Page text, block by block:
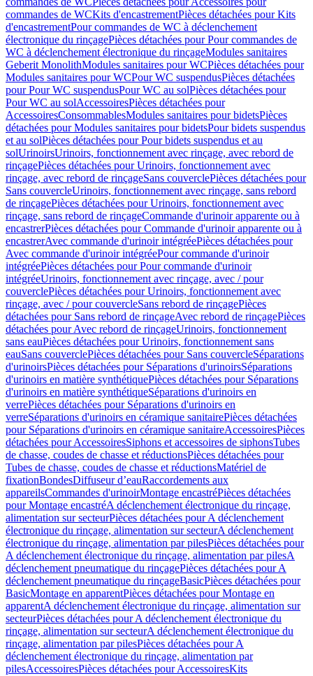
commandes de WCKits d'encastrementPièces détachées pour Kits
d'encastrementPour commandes de WC à déclenchement
électronique du rinçagePièces détachées pour Pour commandes de
WC à déclenchement électronique du rinçageModules sanitaires
Geberit MonolithModules sanitaires pour WCPièces détachées pour
Modules sanitaires pour WCPour WC suspendusPièces détachées
pour Pour WC suspendusPour WC au solPièces détachées pour
Pour WC au solAccessoiresPièces détachées pour
AccessoiresConsommablesModules sanitaires pour bidetsPièces
détachées pour Modules sanitaires pour bidetsPour bidets suspendus
et au solPièces détachées pour Pour bidets suspendus et au
solUrinoirsUrinoirs, fonctionnement avec rinçage, avec rebord de
rinçagePièces détachées pour Urinoirs, fonctionnement avec
rinçage, avec rebord de rinçageSans couverclePièces détachées pour
Sans couvercleUrinoirs, fonctionnement avec rinçage, sans rebord
de rinçagePièces détachées pour Urinoirs, fonctionnement avec
rinçage, sans rebord de rinçageCommande d'urinoir apparente ou à
encastrerPièces détachées pour Commande d'urinoir apparente ou à
encastrerAvec commande d'urinoir intégréePièces détachées pour
Avec commande d'urinoir intégréePour commande d'urinoir
intégréePièces détachées pour Pour commande d'urinoir
intégréeUrinoirs, fonctionnement avec rinçage, avec / pour
couverclePièces détachées pour Urinoirs, fonctionnement avec
rinçage, avec / pour couvercleSans rebord de rinçagePièces
détachées pour Sans rebord de rinçageAvec rebord de rinçagePièces
détachées pour Avec rebord de rinçageUrinoirs, fonctionnement
sans eauPièces détachées pour Urinoirs, fonctionnement sans
eauSans couverclePièces détachées pour Sans couvercleSéparations
d'urinoirsPièces détachées pour Séparations d'urinoirsSéparations
d'urinoirs en matière synthétiquePièces détachées pour Séparations
d'urinoirs en matière synthétiqueSéparations d'urinoirs en
verrePièces détachées pour Séparations d'urinoirs en
verreSéparations d'urinoirs en céramique sanitairePièces détachées
pour Séparations d'urinoirs en céramique sanitaireAccessoiresPièces
détachées pour AccessoiresSiphons et accessoires de siphonsTubes
de chasse, coudes de chasse et réductionsPièces détachées pour
Tubes de chasse, coudes de chasse et réductionsMatériel de
fixationBondesDiffuseur d’eauRaccordements aux
appareilsCommandes d'urinoirMontage encastréPièces détachées
pour Montage encastréA déclenchement électronique du rinçage,
alimentation sur secteurPièces détachées pour A déclenchement
électronique du rinçage, alimentation sur secteurA déclenchement
électronique du rinçage, alimentation par pilesPièces détachées pour
A déclenchement électronique du rinçage, alimentation par pilesA
déclenchement pneumatique du rinçagePièces détachées pour A
déclenchement pneumatique du rinçageBasicPièces détachées pour
BasicMontage en apparentPièces détachées pour Montage en
apparentA déclenchement électronique du rinçage, alimentation sur
secteurPièces détachées pour A déclenchement électronique du
rinçage, alimentation sur secteurA déclenchement électronique du
rinçage, alimentation par pilesPièces détachées pour A
déclenchement électronique du rinçage, alimentation par
pilesAccessoiresPièces détachées pour AccessoiresKits